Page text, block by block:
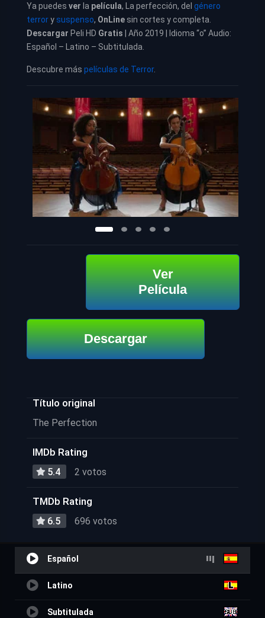
Ya puedes ver la película, La perfección, del género
terrorysuspenso, OnLine sin cortes y completa.
Descargar Peli HD Gratis | Año 2019 | Idioma “o” Audio:
Español – Latino – Subtitulada.
Descubre más películas de Terror.
Ver
Película
Descargar
Título original
The Perfection
IMDb Rating
5.4 2 votos
TMDb Rating
6.5 696 votos
Español
Latino
Subtitulada